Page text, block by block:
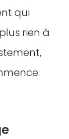
qui
rien à